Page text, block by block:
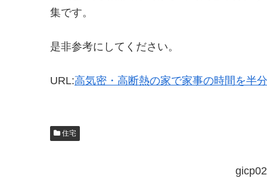
集です。
是非参考にしてください。
URL:高気密・高断熱の家で家事の時間を半
住宅